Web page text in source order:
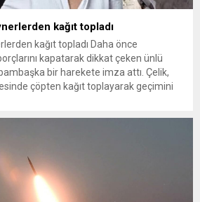
kağıt topladı
kağıt topladı Daha önce
kapatarak dikkat çeken ünlü
bir harekete imza attı. Çelik,
çöpten kağıt toplayarak geçimini